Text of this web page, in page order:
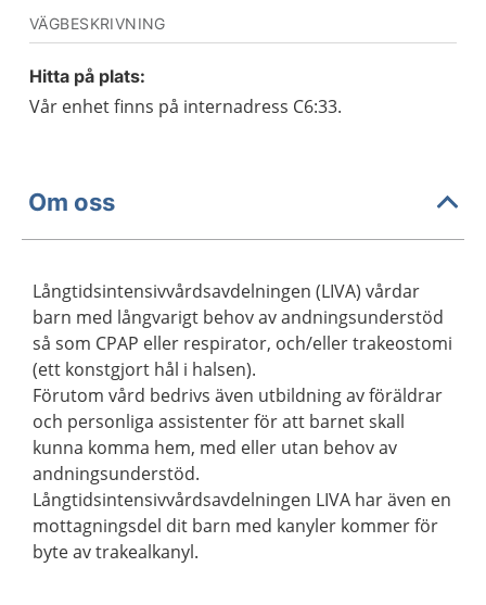
VÄGBESKRIVNING
Hitta på plats:
Vår enhet finns på internadress C6:33.
Om oss
Långtidsintensivvårdsavdelningen (LIVA) vårdar
barn med långvarigt behov av andningsunderstöd
så som CPAP eller respirator, och/eller trakeostomi
(ett konstgjort hål i halsen).
Förutom vård bedrivs även utbildning av föräldrar
och personliga assistenter för att barnet skall
kunna komma hem, med eller utan behov av
andningsunderstöd.
Långtidsintensivvårdsavdelningen LIVA har även en
mottagningsdel dit barn med kanyler kommer för
byte av trakealkanyl.